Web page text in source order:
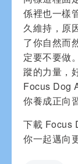
係裡也一樣
久維持，原
了你自然而
定要不要做
蹤的力量，
Focus Dog
你養成正向
下載 Focus
你一起邁向